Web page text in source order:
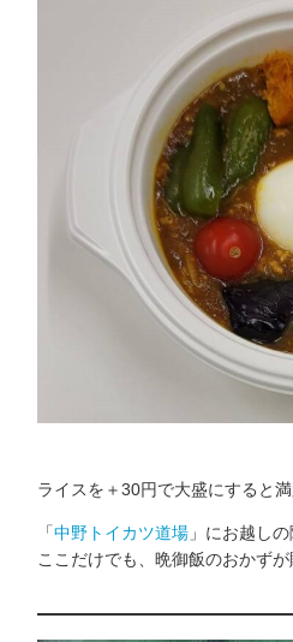
ライスを＋30円で大盛にすると
「中野トイカツ道場」にお越しの
ここだけでも、晩御飯のおかずが